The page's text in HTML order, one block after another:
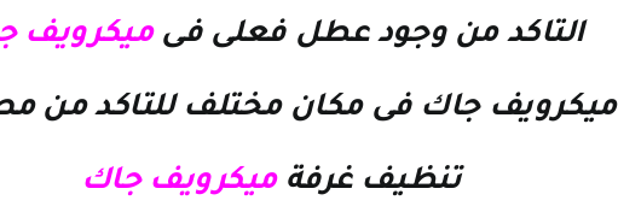
التاكد من وجود عطل فعلى فى ميكرويف
ميكرويف جاك فى مكان مختلف للتاكد من
تنظيف غرفةميكرويف جاك